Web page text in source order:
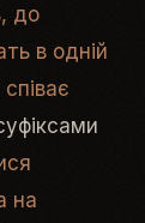
до
в одній
на